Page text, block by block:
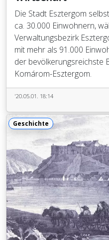
Die Stadt Esztergom
ca. 30.000 Einwohnern,
Verwaltungsbezirk
mit mehr als 91.000
der bevölkerungsreichste
Komárom-Esztergom.
'20.05.01. 18:14
Geschichte